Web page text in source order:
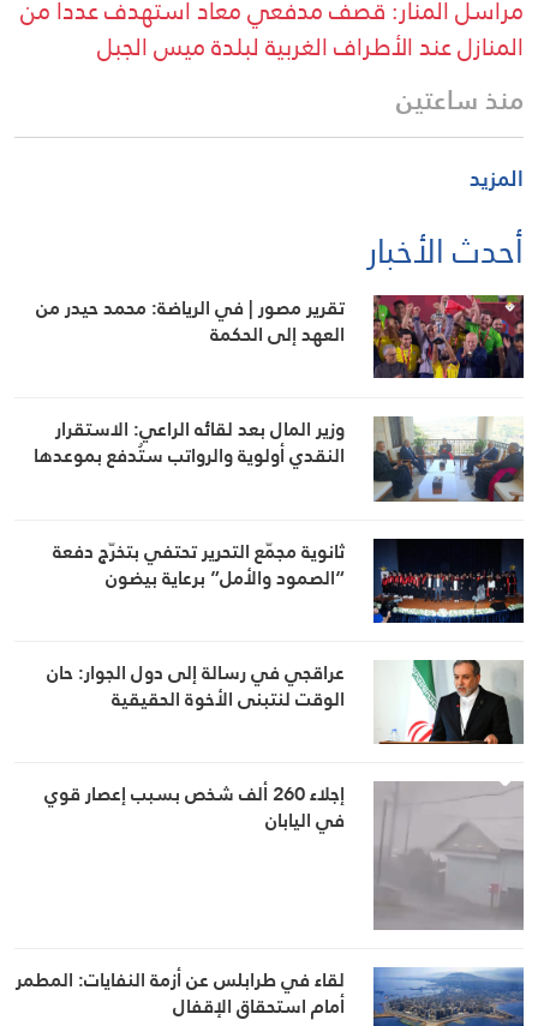
مراسل المنار: قصف مدفعي معاد استهدف عددا من
المنازل عند الأطراف الغربية لبلدة ميس الجبل
منذ ساعتين
المزيد
أحدث الأخبار
تقرير مصور | في الرياضة: محمد حيدر من
العهد إلى الحكمة
وزير المال بعد لقائه الراعي: الاستقرار
النقدي أولوية والرواتب ستُدفع بموعدها
ثانوية مجمّع التحرير تحتفي بتخرّج دفعة
“الصمود والأمل” برعاية بيضون
عراقجي في رسالة إلى دول الجوار: حان
الوقت لنتبنى الأخوة الحقيقية
إجلاء 260 ألف شخص بسبب إعصار قوي
في اليابان
لقاء في طرابلس عن أزمة النفايات: المطمر
أمام استحقاق الإقفال